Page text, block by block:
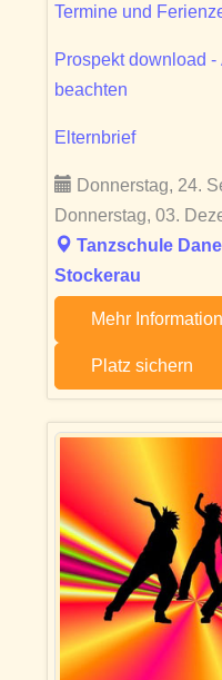
Termine und
Prospekt download
beachten
Elternbrief
Donnerstag, 24.
Donnerstag, 03.
Tanzschule
Stockerau
Mehr
Platz sichern